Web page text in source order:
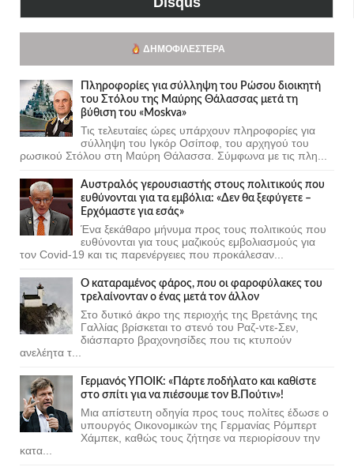
ΔΗΜΟΦΙΛΈΣΤΕΡΑ
Πληροφορίες για σύλληψη του Ρώσου διοικητή
του Στόλου της Mαύρης Θάλασσας μετά τη
βύθιση του «Moskva»
Τις τελευταίες ώρες υπάρχουν πληροφορίες για
σύλληψη του Ιγκόρ Οσίποφ, του αρχηγού του
ρωσικού Στόλου στη Μαύρη Θάλασσα. Σύμφωνα με τις πλη...
Αυστραλός γερουσιαστής στους πολιτικούς που
ευθύνονται για τα εμβόλια: «Δεν θα ξεφύγετε –
Ερχόμαστε για εσάς»
Ένα ξεκάθαρο μήνυμα προς τους πολιτικούς που
ευθύνονται για τους μαζικούς εμβολιασμούς για
τον Covid-19 και τις παρενέργειες που προκάλεσαν...
Ο καταραμένος φάρος, που οι φαροφύλακες του
τρελαίνονταν ο ένας μετά τον άλλον
Στο δυτικό άκρο της περιοχής της Βρετάνης της
Γαλλίας βρίσκεται το στενό του Ραζ-ντε-Σεν,
διάσπαρτο βραχονησίδες που τις κτυπούν
ανελέητα τ...
Γερμανός ΥΠΟΙΚ: «Πάρτε ποδήλατο και καθίστε
στο σπίτι για να πιέσουμε τον Β.Πούτιν»!
Μια απίστευτη οδηγία προς τους πολίτες έδωσε ο
υπουργός Οικονομικών της Γερμανίας Ρόμπερτ
Χάμπεκ, καθώς τους ζήτησε να περιορίσουν την
κατα...